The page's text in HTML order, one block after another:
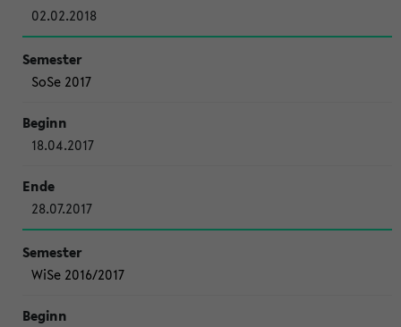
02.02.2018
SoSe 2017
18.04.2017
28.07.2017
WiSe 2016/2017